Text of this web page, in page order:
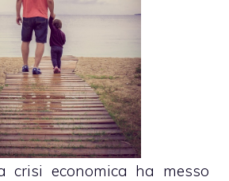
crisi economica ha messo